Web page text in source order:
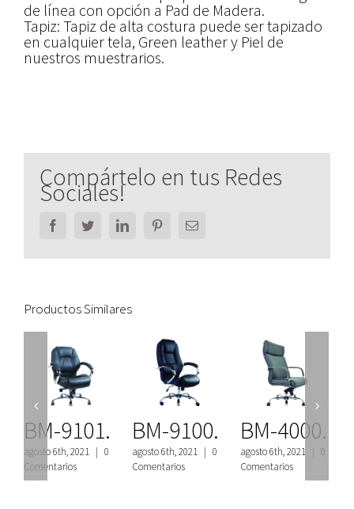
de línea con opción a Pad de Madera.
Tapiz: Tapiz de alta costura puede ser tapizado
en cualquier tela, Green leather y Piel de
nuestros muestrarios.
Compártelo en tus Redes
Sociales!
FacebookTwitterLinkedInPinterestEmail
Productos Similares
BM-9101.
agosto 6th, 2021 | 0
Comentarios
BM-9100.
agosto 6th, 2021 | 0
Comentarios
BM-4000.
agosto 6th, 2021 | 0
Comentarios